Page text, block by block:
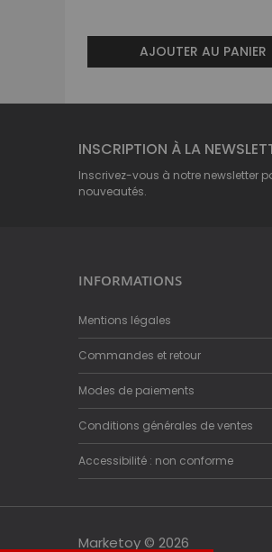
AJOUTER AU PANIER
INSCRIPTION À LA
Inscrivez-vous à notre newsletter
nouveautés.
INFORMATIONS
Mentions légales
Commandes et retour
Modes de paiements
Conditions générales de ventes
Accessibilité : non conforme
Marketoy © 2026